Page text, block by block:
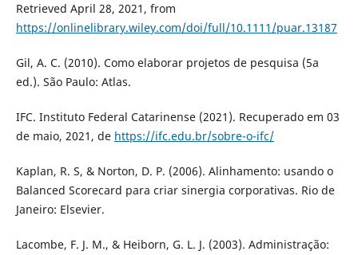
Retrieved April 28, 2021, from
https://onlinelibrary.wiley.com/doi/full/10.1111/puar.13187
Gil, A. C. (2010). Como elaborar projetos de pesquisa (5a
ed.). São Paulo: Atlas.
IFC. Instituto Federal Catarinense (2021). Recuperado em 03
de maio, 2021, de https://ifc.edu.br/sobre-o-ifc/
Kaplan, R. S, & Norton, D. P. (2006). Alinhamento: usando o
Balanced Scorecard para criar sinergia corporativas. Rio de
Janeiro: Elsevier.
Lacombe, F. J. M., & Heiborn, G. L. J. (2003). Administração: